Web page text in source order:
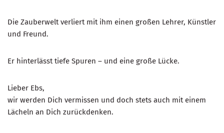
Die Zauberwelt verliert mit ihm einen großen Lehrer, Künstler
und Freund.
Er hinterlässt tiefe Spuren – und eine große Lücke.
Lieber Ebs,
wir werden Dich vermissen und doch stets auch mit einem
Lächeln an Dich zurückdenken.